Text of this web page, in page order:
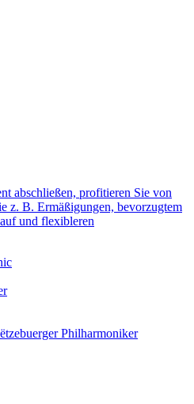
abschließen, profitieren Sie von
z. B. Ermäßigungen, bevorzugtem
und flexibleren
Philharmoniker